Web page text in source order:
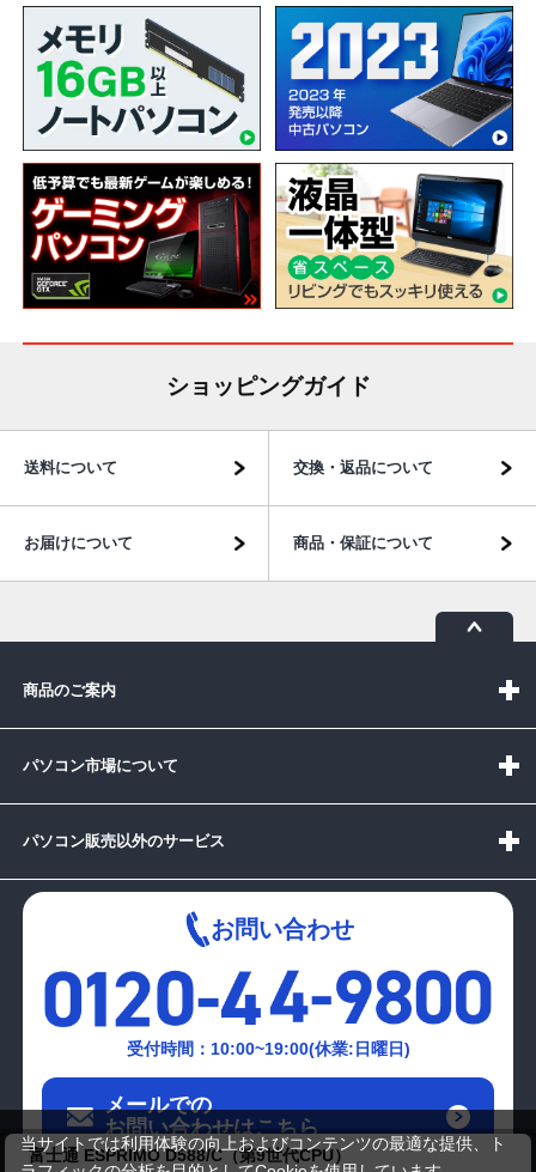
富士通 ESPRIMO D588/C（第9世代CPU）
ショッピングガイド
送料について 交換・返品について
お届けについて 商品・保証について
商品のご案内
パソコン市場について
パソコン販売以外のサービス
お問い合わせ
受付時間：10:00~19:00(休業:日曜日)
メールでの
お問い合わせはこちら
当サイトでは利用体験の向上およびコンテンツの最適な提供、ト